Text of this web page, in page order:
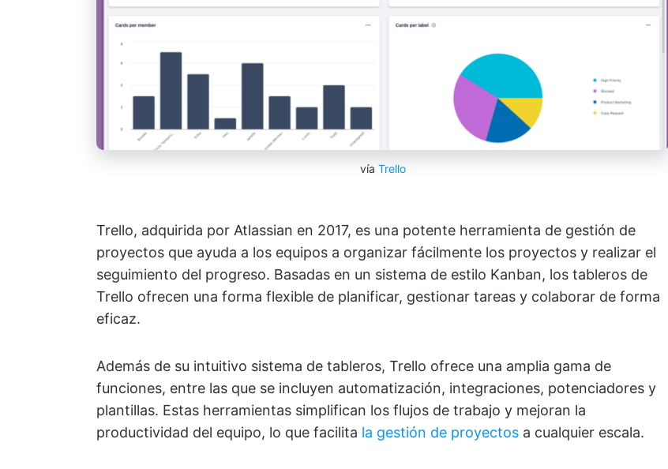
vía Trello
Trello, adquirida por Atlassian en 2017, es una potente herramienta de gestión de
proyectos que ayuda a los equipos a organizar fácilmente los proyectos y realizar el
seguimiento del progreso. Basadas en un sistema de estilo Kanban, los tableros de
Trello ofrecen una forma flexible de planificar, gestionar tareas y colaborar de forma
eficaz.
Además de su intuitivo sistema de tableros, Trello ofrece una amplia gama de
funciones, entre las que se incluyen automatización, integraciones, potenciadores y
plantillas. Estas herramientas simplifican los flujos de trabajo y mejoran la
productividad del equipo, lo que facilita la gestión de proyectos a cualquier escala.